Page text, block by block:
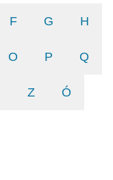
F G H
O P Q
Z Ó